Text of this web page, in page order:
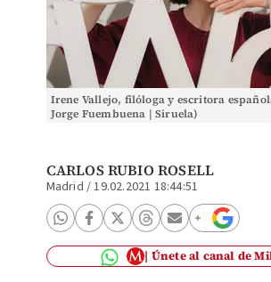
Irene Vallejo, filóloga y escritora
Jorge Fuembuena | Siruela)
CARLOS RUBIO ROSELL
Madrid /19.02.2021 18:44:51
Únete al canal de